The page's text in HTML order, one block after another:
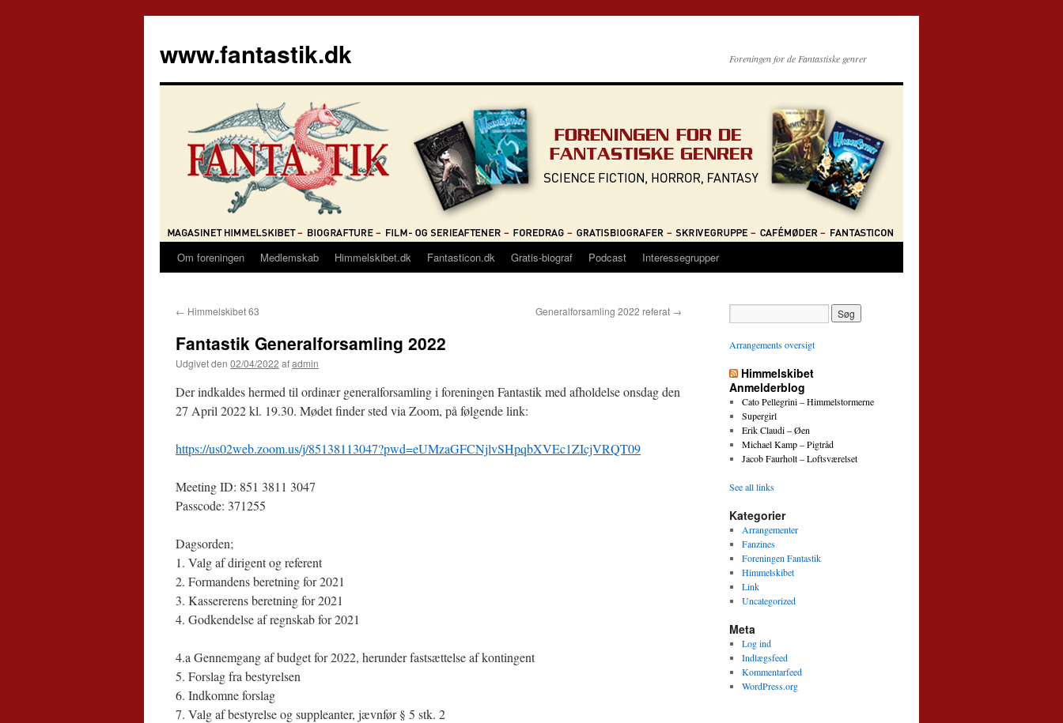
indhold
www.fantastik.dk Foreningen for de Fantastiske genrer
Om foreningen Medlemskab Himmelskibet.dk Fantasticon.dk Gratis-biograf Podcast Interessegrupper
← Himmelskibet 63 Generalforsamling 2022 referat →
Fantastik Generalforsamling 2022
Udgivet den 02/04/2022 afadmin
Der indkaldes hermed til ordinær generalforsamling i foreningen Fantastik med afholdelse onsdag den
27 April 2022 kl. 19.30. Mødet finder sted via Zoom, på følgende link:
https://us02web.zoom.us/j/85138113047?pwd=eUMzaGFCNjlvSHpqbXVEc1ZIcjVRQT09
Meeting ID: 851 3811 3047
Passcode: 371255
Dagsorden;
1. Valg af dirigent og referent
2. Formandens beretning for 2021
3. Kassererens beretning for 2021
4. Godkendelse af regnskab for 2021
4.a Gennemgang af budget for 2022, herunder fastsættelse af kontingent
5. Forslag fra bestyrelsen
6. Indkomne forslag
7. Valg af bestyrelse og suppleanter, jævnfør § 5 stk. 2
Arrangements oversigt
Himmelskibet
Anmelderblog
Cato Pellegrini – Himmelstormerne
Supergirl
Erik Claudi – Øen
Michael Kamp – Pigtråd
Jacob Faurholt – Loftsværelset
See all links
Kategorier
Arrangementer
Fanzines
Foreningen Fantastik
Himmelskibet
Link
Uncategorized
Meta
Log ind
Indlægsfeed
Kommentarfeed
WordPress.org